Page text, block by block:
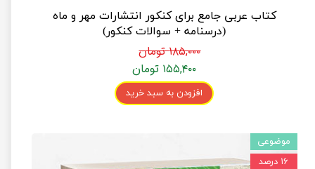
کتاب عربی جامع برای کنکور انتشارات مهر و ماه
(درسنامه + سوالات کنکور)
۱۸۵,۰۰۰ تومان
۱۵۵,۴۰۰ تومان
افزودن به سبد خرید
موضوعی
۱۶ درصد